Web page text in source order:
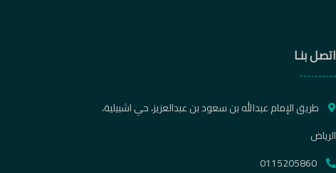
اتصل بنـا
طريق الإمام عبدالله بن سعود بن عبدالعزيز، حي اشبيلية،
الرياض
0115205860